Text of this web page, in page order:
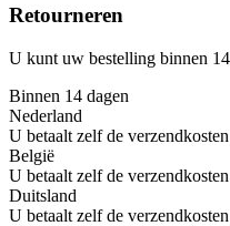
Retourneren
U kunt uw bestelling binnen
Binnen 14 dagen
Nederland
U betaalt zelf de verzendkosten
België
U betaalt zelf de verzendkosten
Duitsland
U betaalt zelf de verzendkosten